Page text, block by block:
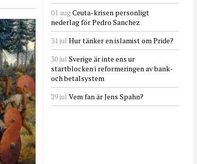
01 augCeuta-krisen personligt
nederlag för Pedro Sanchez
31 jul Hur tänker en islamist om Pride?
30 jul Sverige är inte ens ur
startblocken i reformeringen av bank-
och betalsystem
29 jul Vem fan är Jens Spahn?